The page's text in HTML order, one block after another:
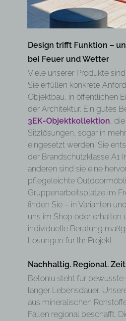
Design trifft Funktion –
bei Feuer und Wetter
Viele unserer Produkte
Sie erfüllen konkrete
Objektbau, in öffentlichen
der Architektur. Ein gutes
3EK-Objektkollektion,
Sitzlösungen, sogar in
eingesetzt werden. Sie
der Brandschutzklasse A1
anderen sind sie eine
pflegeleichte
Gruppenarbeitsplätze im
finden Sie – in Varianten
uns im Shop oder erhalten
individuelle Beratung
Lösungen für Ihr Projekt.
Nachhaltig. Regional.
Betoniu steht für
langer Lebensdauer.
aus mineralischen
Fällen regional beschafft.